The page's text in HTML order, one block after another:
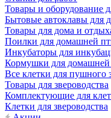
Товары и оборудование
Бытовые автоклавы для
Товары для дома и
Поилки для домашней
Инкубаторы для
Кормушки для
Все клетки для пушного
Товары для звероводства
Комплектующие для
Клетки для звероводства